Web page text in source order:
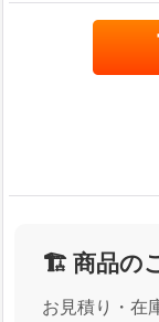
🏗️ 商品の
お見積り・在